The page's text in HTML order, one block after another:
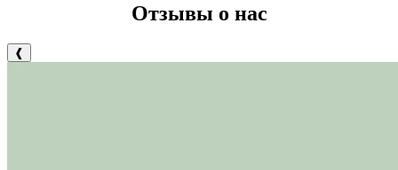
Отзывы о нас
❰